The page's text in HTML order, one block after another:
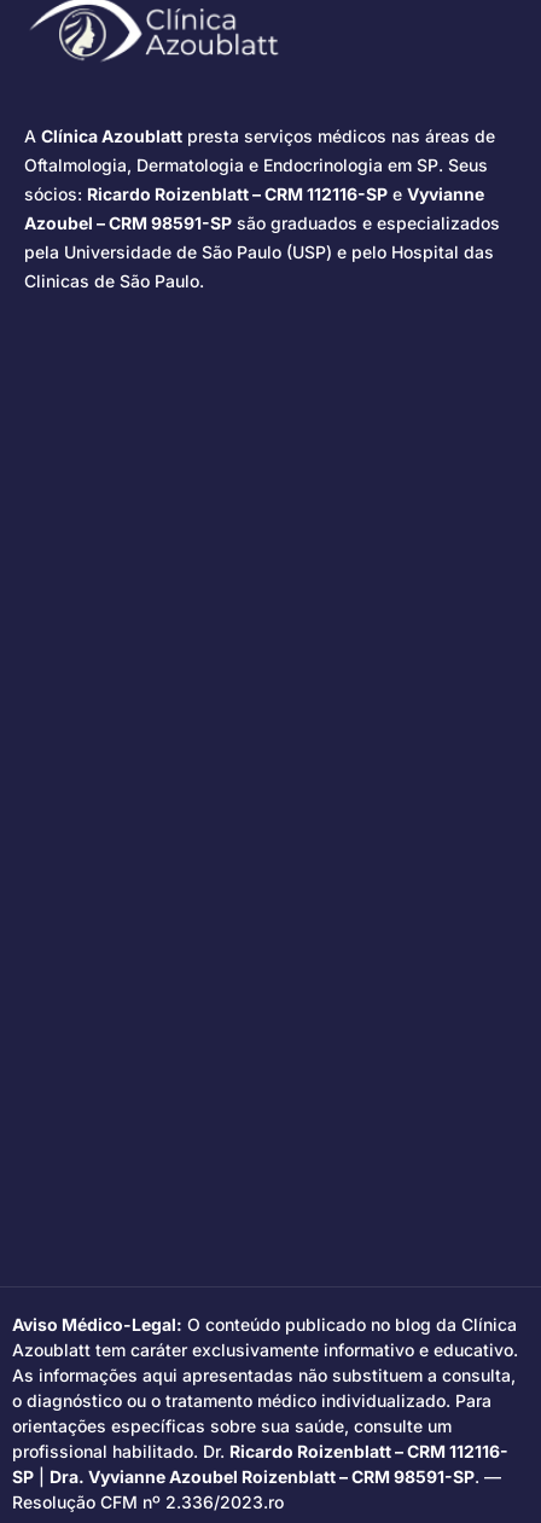
A Clínica Azoublatt presta serviços médicos nas áreas de
Oftalmologia, Dermatologia e Endocrinologia em SP. Seus
sócios: Ricardo Roizenblatt – CRM 112116-SP e Vyvianne
Azoubel – CRM 98591-SP são graduados e especializados
pela Universidade de São Paulo (USP) e pelo Hospital das
Clinicas de São Paulo.
Aviso Médico-Legal: O conteúdo publicado no blog da Clínica
Azoublatt tem caráter exclusivamente informativo e educativo.
As informações aqui apresentadas não substituem a consulta,
o diagnóstico ou o tratamento médico individualizado. Para
orientações específicas sobre sua saúde, consulte um
profissional habilitado. Dr. Ricardo Roizenblatt – CRM 112116-
SP
Dra. Vyvianne Azoubel Roizenblatt – CRM 98591-SP. —
Resolução CFM nº 2.336/2023.ro